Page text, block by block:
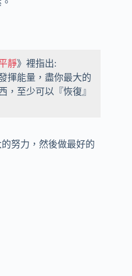
靜》裡指出:
揮能量，盡你最大的
，至少可以『恢復』
努力，然後做最好的